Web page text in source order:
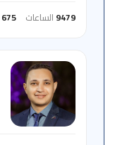
9479 الساعات 675